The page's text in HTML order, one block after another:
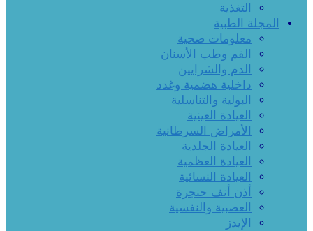
التغذية
المجلة الطبية
معلومات صحية
الفم وطب الأسنان
الدم والشرايين
داخلية هضمية وغدد
البولية والتناسلية
العيادة العينية
الأمراض السرطانية
العيادة الجلدية
العيادة العظمية
العيادة النسائية
أذن أنف حنجرة
العصبية والنفسية
الإيدز